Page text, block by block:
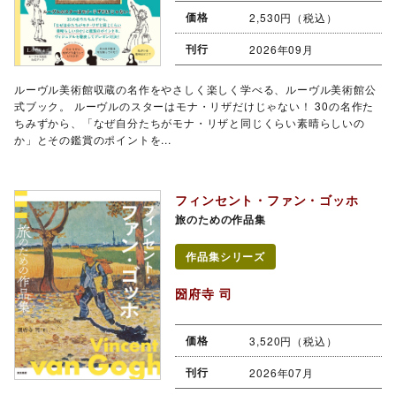
価格 2,530円（税込）
刊行 2026年09月
ルーヴル美術館収蔵の名作をやさしく楽しく学べる、ルーヴル美術館公
式ブック。 ルーヴルのスターはモナ・リザだけじゃない！ 30の名作た
ちみずから、「なぜ自分たちがモナ・リザと同じくらい素晴らしいの
か」とその鑑賞のポイントを...
フィンセント・ファン・ゴッホ
旅のための作品集
作品集シリーズ
圀府寺 司
価格 3,520円（税込）
刊行 2026年07月